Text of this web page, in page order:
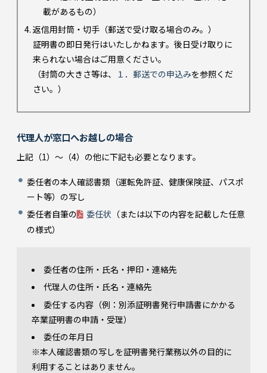
載があるもの）
返信用封筒・切手（郵送で受け取る場合のみ。）
証明書の即日発行はいたしかねます。後日受け取りに
来られない場合はご用意ください。
（封筒の大きさ等は、
１．郵送での申込みを参照くだ
さい。）
代理人が窓口へお越しの場合
上記（1）～（4）の他に下記も必要となります。
委任者の本人確認書類（運転免許証、健康保険証、パスポ
ート等）の写し
委任者自筆の
委任状 （または以下の内容を記載した任意
の様式）
委任者の住所・氏名・押印・連絡先
代理人の住所・氏名・連絡先
委任する内容（例：別添証明書発行申請書にかかる
卒業証明書の申請・受理）
委任の年月日
※本人確認書類の写しを証明書発行業務以外の目的に
利用することはありません。